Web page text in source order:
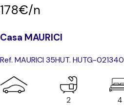
178€/n
Casa MAURICI
Ref. MAURICI 35HUT. HUTG-021340
2 4